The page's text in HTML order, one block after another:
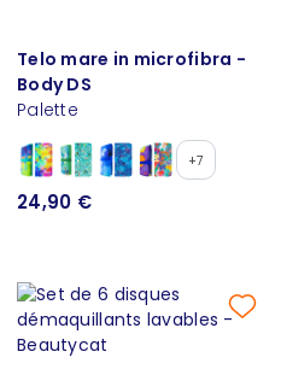
Telo mare in microfibra -
Body DS
Palette
+7
24,90 €